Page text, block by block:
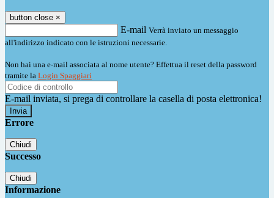
button close ×
E-mail Verrà inviato un messaggio
all'indirizzo indicato con le istruzioni necessarie.
Non hai una e-mail associata al nome utente? Effettua il reset della password
tramite la Login Spaggiari
E-mail inviata, si prega di controllare la casella di posta elettronica!
Errore
Chiudi
Successo
Chiudi
Informazione